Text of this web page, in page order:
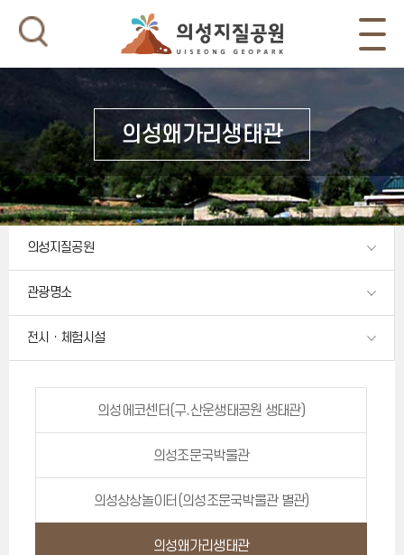
의성왜가리생태관
의성지질공원
관광명소
전시ㆍ체험시설
의성에코센터(구.산운생태공원 생태관)
의성조문국박물관
의성상상놀이터(의성조문국박물관 별관)
의성왜가리생태관